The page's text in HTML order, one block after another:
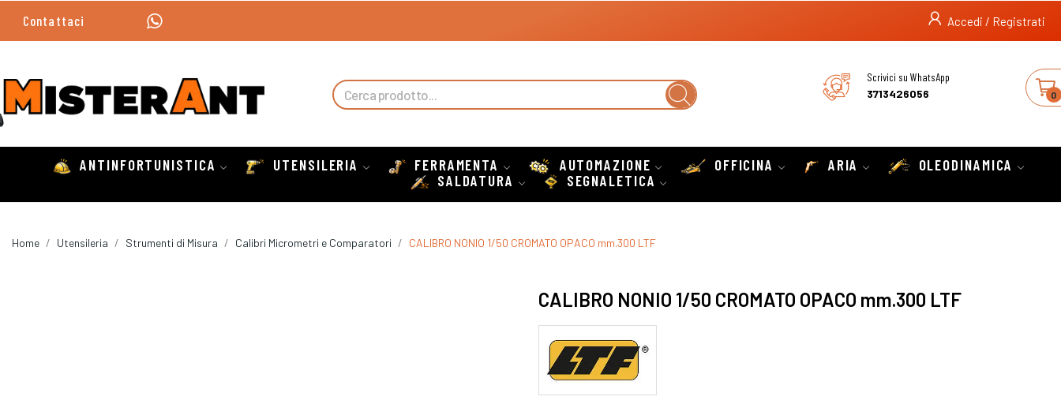
Contattaci Accedi / Registrati
0
Scrivici su WhatsApp
3713426056
ANTINFORTUNISTICA UTENSILERIA FERRAMENTA AUTOMAZIONE OFFICINA ARIA
OLEODINAMICA
SALDATURA
SEGNALETICA
Home Utensileria Strumenti di Misura Calibri Micrometri e Comparatori CALIBRO NONIO 1/50 CROMATO OPACO mm.300 LTF
CALIBRO NONIO 1/50 CROMATO OPACO mm.300 LTF